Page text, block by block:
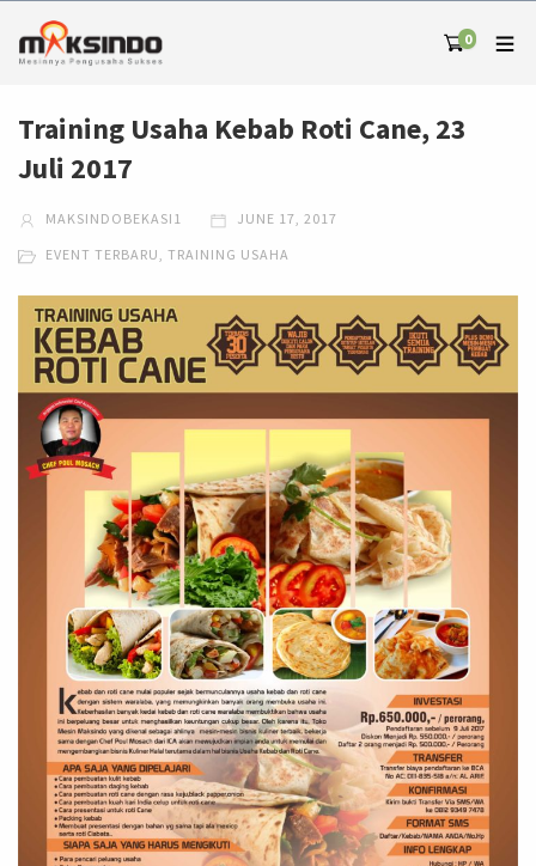
0
Training Usaha Kebab Roti Cane, 23
Juli 2017
MAKSINDOBEKASI1 JUNE 17, 2017
EVENT TERBARU, TRAINING USAHA